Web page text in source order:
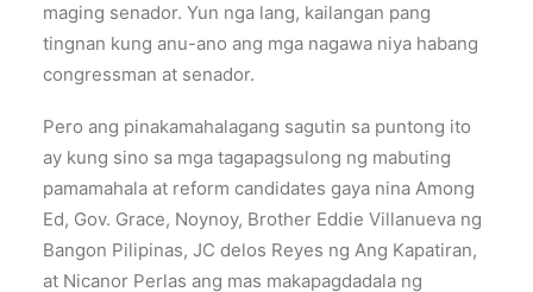
maging senador. Yun nga lang, kailangan pang
tingnan kung anu-ano ang mga nagawa niya habang
congressman at senador.
Pero ang pinakamahalagang sagutin sa puntong ito
ay kung sino sa mga tagapagsulong ng mabuting
pamamahala at reform candidates gaya nina Among
Ed, Gov. Grace, Noynoy, Brother Eddie Villanueva ng
Bangon Pilipinas, JC delos Reyes ng Ang Kapatiran,
at Nicanor Perlas ang mas makapagdadala ng